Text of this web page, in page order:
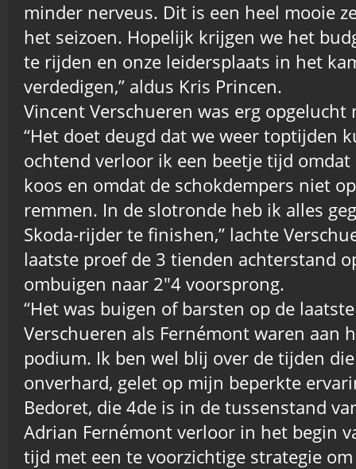
minder nerveus. Dit is een heel mooie
het seizoen. Hopelijk krijgen we het
te rijden en onze leidersplaats in het
verdedigen,” aldus Kris Princen.
Vincent Verschueren was erg opgelucht
“Het doet deugd dat we weer toptijden
ochtend verloor ik een beetje tijd
koos en omdat de schokdempers niet
remmen. In de slotronde heb ik alles
Skoda-rijder te finishen,” lachte
laatste proef de 3 tienden achterstand
ombuigen naar 2″4 voorsprong.
“Het was buigen of barsten op de
Verschueren als Fernémont waren aan
podium. Ik ben wel blij over de tijden
onverhard, gelet op mijn beperkte
Bedoret, die 4de is in de tussenstand
Adrian Fernémont verloor in het begin
tijd met een te voorzichtige strategie